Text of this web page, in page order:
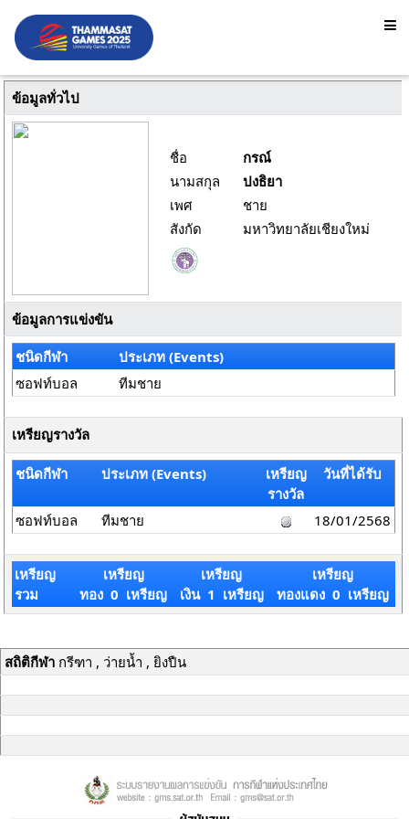
ข้อมูลทั่วไป
ชื่อ
กรณ์
นามสกุล
ปงธิยา
เพศ
ชาย
สังกัด
มหาวิทยาลัยเชียงใหม่
ข้อมูลการแข่งขัน
ชนิดกีฬา
ประเภท (Events)
ซอฟท์บอล
ทีมชาย
เหรียญรางวัล
ชนิดกีฬา ประเภท (Events)
เหรียญ
รางวัล
วันที่ได้รับ
ซอฟท์บอล ทีมชาย 18/01/2568
เหรียญ
รวม
เหรียญ
ทอง 0 เหรียญ
เหรียญ
เงิน 1 เหรียญ
เหรียญ
ทองแดง 0 เหรียญ
สถิติกีฬากรีฑา , ว่ายน้ำ , ยิงปืน